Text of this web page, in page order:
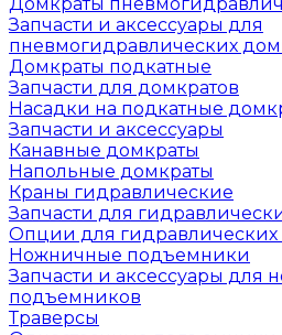
Запчасти и аксессуары для
пневмогидравлических
Домкраты подкатные
Запчасти для домкратов
Насадки на подкатные
Запчасти и аксессуары
Канавные домкраты
Напольные домкраты
Краны гидравлические
Запчасти для
Опции для гидравлических
Ножничные подъемники
Запчасти и аксессуары для
подъемников
Траверсы